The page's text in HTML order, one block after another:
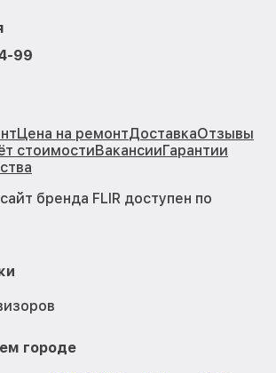
99
Цена на ремонтДоставкаОтзывы
стоимостиВакансииГарантии
бренда FLIR доступен по
городе